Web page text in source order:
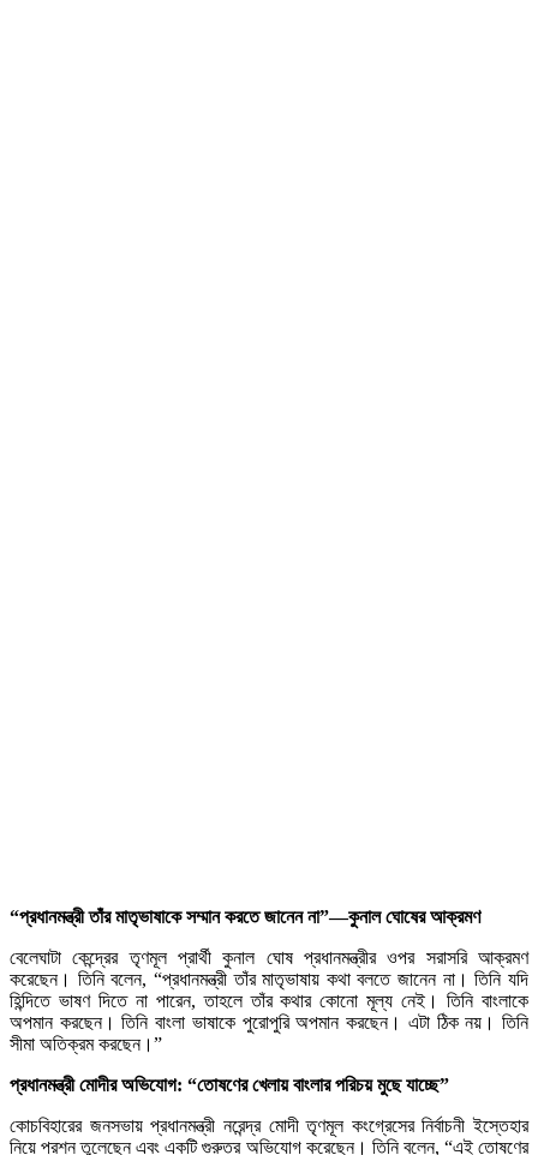
“প্রধানমন্ত্রী তাঁর মাতৃভাষাকে সম্মান করতে জানেন না”—কুনাল ঘোষের আক্রমণ
বেলেঘাটা কেন্দ্রের তৃণমূল প্রার্থী কুনাল ঘোষ প্রধানমন্ত্রীর ওপর সরাসরি আক্রমণ
করেছেন। তিনি বলেন, “প্রধানমন্ত্রী তাঁর মাতৃভাষায় কথা বলতে জানেন না। তিনি যদি
হিন্দিতে ভাষণ দিতে না পারেন, তাহলে তাঁর কথার কোনো মূল্য নেই। তিনি বাংলাকে
অপমান করছেন। তিনি বাংলা ভাষাকে পুরোপুরি অপমান করছেন। এটা ঠিক নয়। তিনি
সীমা অতিক্রম করছেন।”
প্রধানমন্ত্রী মোদীর অভিযোগ: “তোষণের খেলায় বাংলার পরিচয় মুছে যাচ্ছে”
কোচবিহারের জনসভায় প্রধানমন্ত্রী নরেন্দ্র মোদী তৃণমূল কংগ্রেসের নির্বাচনী ইস্তেহার
নিয়ে প্রশ্ন তুলেছেন এবং একটি গুরুতর অভিযোগ করেছেন। তিনি বলেন, “এই তোষণের